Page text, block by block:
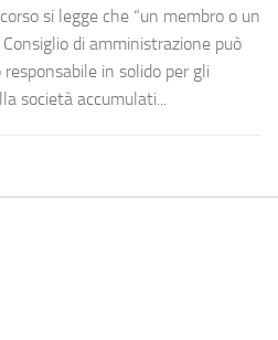
si legge che “un membro o un
di amministrazione può
in solido per gli
società accumulati...